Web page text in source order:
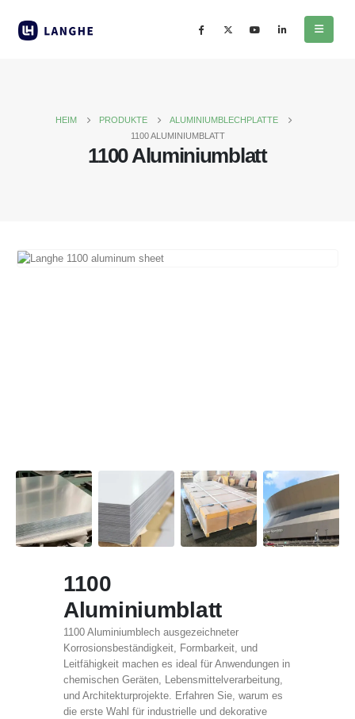
HEIM PRODUKTE
ALUMINIUMBLECHPLATTE
1100 ALUMINIUMBLATT
1100 Aluminiumblatt
1100
Aluminiumblatt
1100 Aluminiumblech ausgezeichneter
Korrosionsbeständigkeit, Formbarkeit, und
Leitfähigkeit machen es ideal für Anwendungen in
chemischen Geräten, Lebensmittelverarbeitung,
und Architekturprojekte. Erfahren Sie, warum es
die erste Wahl für industrielle und dekorative